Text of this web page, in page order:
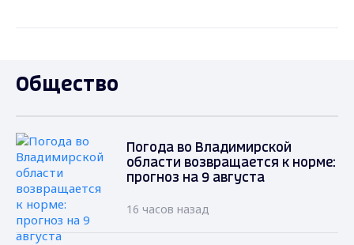
Общество
Погода во Владимирской
области возвращается к норме:
прогноз на 9 августа
16 часов назад